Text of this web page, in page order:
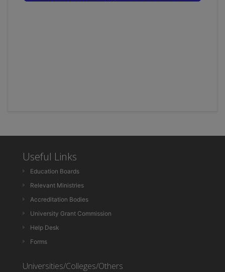
Useful Links
Education Boards
Relevant Ministries
Accreditation Bodies
University Grant Commission
Help Desk
Forms
Universities/Colleges/Others